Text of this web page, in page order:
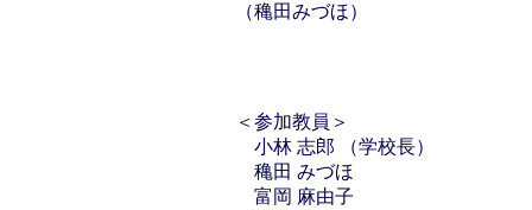
（穐田みづほ）
＜参加教員＞
小林 志郎 （学校長）
穐田 みづほ
富岡 麻由子